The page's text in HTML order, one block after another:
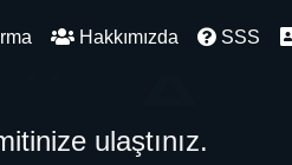
Hakkımızda SSS
ulaştınız.